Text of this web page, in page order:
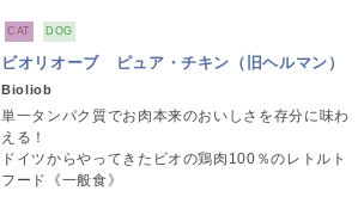
CAT DOG
ビオリオーブ ピュア・チキン（旧ヘルマン）
Bioliob
単一タンパク質でお肉本来のおいしさを存分に味わ
える！
ドイツからやってきたビオの鶏肉100％のレトルト
フード《一般食》